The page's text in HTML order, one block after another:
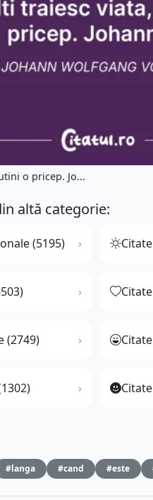
o pricep. Jo...
altă categorie:
(5195)
(2749)
#langa #cand #este